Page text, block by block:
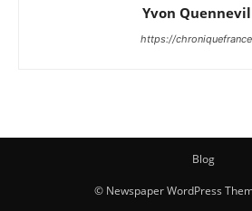
Yvon
https://
Blog
© Newspaper WordPress